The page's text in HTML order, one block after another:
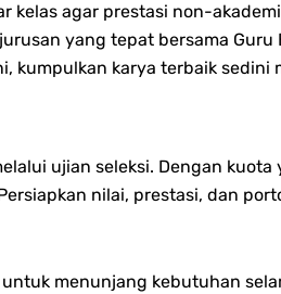
kelas agar prestasi non-
yang tepat bersama
kumpulkan karya terbaik sedini
ujian seleksi. Dengan
nilai, prestasi, dan
menunjang kebutuhan